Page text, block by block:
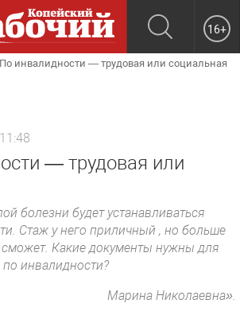
16+
По инвалидности — трудовая или социальная
— трудовая или
болезни будет устанавливаться
Стаж у него приличный , но больше
сможет. Какие документы нужны для
инвалидности?
Марина Николаевна».